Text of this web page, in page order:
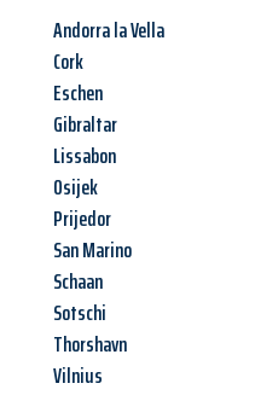
Andorra la Vella
Cork
Eschen
Gibraltar
Lissabon
Osijek
Prijedor
San Marino
Schaan
Sotschi
Thorshavn
Vilnius